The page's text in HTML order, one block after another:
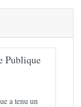
Publique
a tenu un